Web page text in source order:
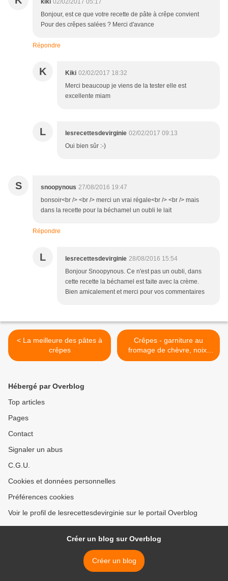
kiki 02/02/2017 05:17
Bonjour, est ce que votre recette de pâte à crêpe convient
Pour des crêpes salées ? Merci d'avance
Répondre
K Kiki 02/02/2017 18:32
Merci beaucoup je viens de la tester elle est
excellente miam
L lesrecettesdevirginie 02/02/2017 09:13
Oui bien sûr :-)
S snoopynous 27/08/2016 19:47
bonsoir<br /> <br /> merci un vrai régale<br /> <br /> mais
dans la recette pour la béchamel un oubli le lait
Répondre
L lesrecettesdevirginie 28/08/2016 15:54
Bonjour Snoopynous. Ce n'est pas un oubli, dans
cette recette la béchamel est faite avec la crème.
Bien amicalement et merci pour vos commentaires
< La meilleure des pâtes à
crêpes
Crêpes - garniture au
fromage de chèvre, noix,
roquette et miel >
Hébergé par Overblog
Top articles
Pages
Contact
Signaler un abus
C.G.U.
Cookies et données personnelles
Préférences cookies
Voir le profil de lesrecettesdevirginie sur le portail Overblog
Créer un blog sur Overblog
Créer un blog